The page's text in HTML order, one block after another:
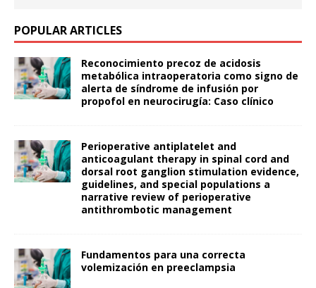
POPULAR ARTICLES
Reconocimiento precoz de acidosis
metabólica intraoperatoria como signo de
alerta de síndrome de infusión por
propofol en neurocirugía: Caso clínico
Perioperative antiplatelet and
anticoagulant therapy in spinal cord and
dorsal root ganglion stimulation evidence,
guidelines, and special populations a
narrative review of perioperative
antithrombotic management
Fundamentos para una correcta
volemización en preeclampsia